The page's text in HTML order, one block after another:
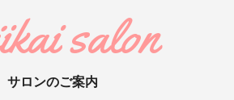
salon
サロンのご案内